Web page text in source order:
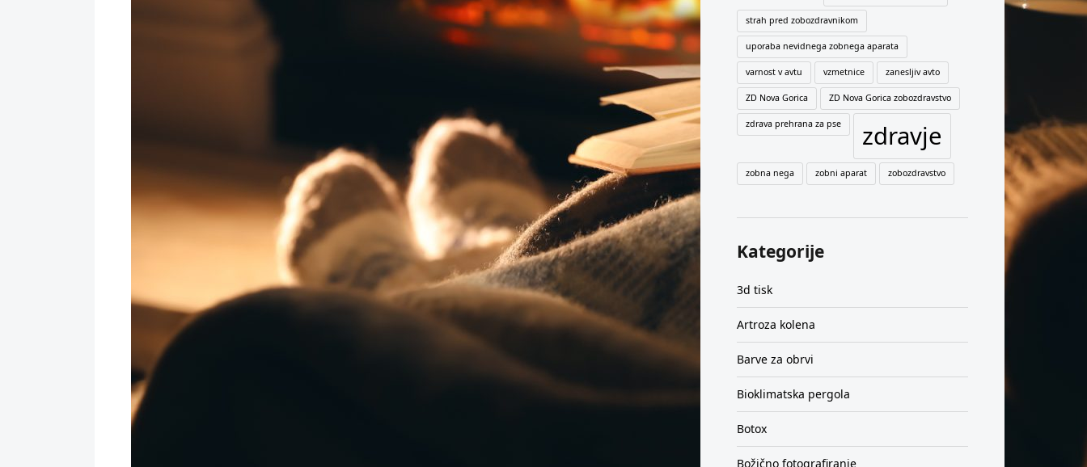
strah pred zobozdravnikom
uporaba nevidnega zobnega aparata
varnost v avtu vzmetnice zanesljiv avto
ZD Nova Gorica ZD Nova Gorica zobozdravstvo
zdrava prehrana za pse zdravje
zobna nega zobni aparat zobozdravstvo
Kategorije
3d tisk
Artroza kolena
Barve za obrvi
Bioklimatska pergola
Botox
Božično fotografiranje